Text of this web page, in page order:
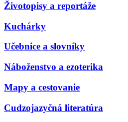
Životopisy a reportáže
Kuchárky
Učebnice a slovníky
Náboženstvo a ezoterika
Mapy a cestovanie
Cudzojazyčná literatúra